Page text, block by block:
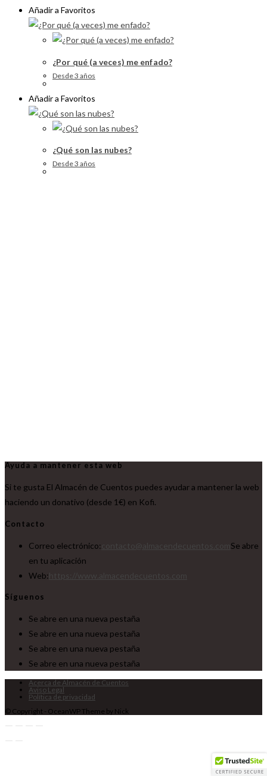
Añadir a Favoritos
¿Por qué (a veces) me enfado?
Desde 3 años
Añadir a Favoritos
¿Qué son las nubes?
Desde 3 años
Ayuda a mantener esta web
Si te gusta El Almacén de Cuentos puedes ayudar a mantener la web
haciendo un donativo (desde 1€) en Kofi.
Contacto
Correo electrónico:
Se abre
en tu aplicación
Web:
Síguenos
Se abre en una nueva pestaña
Se abre en una nueva pestaña
Se abre en una nueva pestaña
Se abre en una nueva pestaña
Acerca de Almacén de Cuentos
Aviso Legal
Política de privacidad
© Copyright - OceanWP Theme by Nick